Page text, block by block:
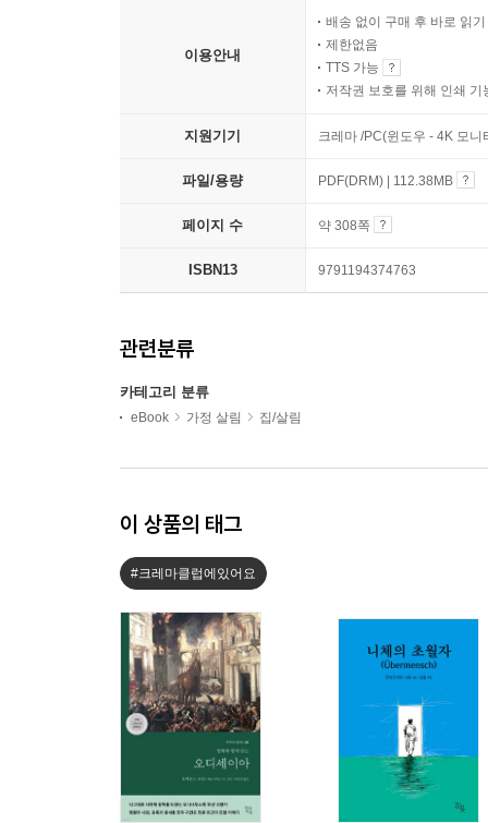
이용안내
배송 없이 구매 후 바로 읽기
제한없음
TTS 가능
저작권 보호를 위해 인쇄 기
지원기기 크레마 /PC(윈도우 - 4K 모
파일/용량 PDF(DRM) | 112.38MB
페이지 수 약 308쪽
ISBN13 9791194374763
관련분류
카테고리 분류
eBook 가정 살림 집/살림
이 상품의 태그
#크레마클럽에있어요